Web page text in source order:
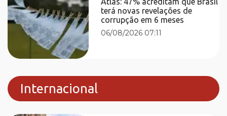
terá novas revelações de
corrupção em 6 meses
06/08/2026 07:11
Internacional